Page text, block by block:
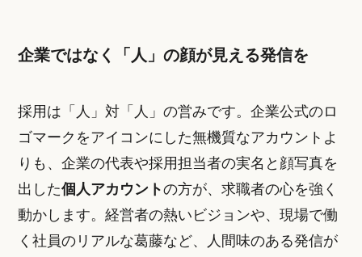
企業ではなく「人」の顔が見える発信を
採用は「人」対「人」の営みです。企業公式のロ
ゴマークをアイコンにした無機質なアカウントよ
りも、企業の代表や採用担当者の実名と顔写真を
出した個人アカウントの方が、求職者の心を強く
動かします。経営者の熱いビジョンや、現場で働
く社員のリアルな葛藤など、人間味のある発信が